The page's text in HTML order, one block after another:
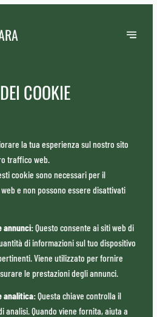
COOKIE
la tua esperienza sul nostro sito
traffico web.
cookie sono necessari per il
e non possono essere disattivati
annunci:Questo consente ai siti web di
di informazioni sul tuo dispositivo
Viene utilizzato per fornire
le prestazioni degli annunci.
analitica:Questa chiave controlla il
analisi. Quando viene fornita, aiuta a